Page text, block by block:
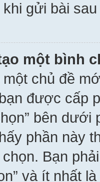
gửi bài sau
một bình
chủ đề
được cấp
bên
phần này
Bạn
và ít nhất